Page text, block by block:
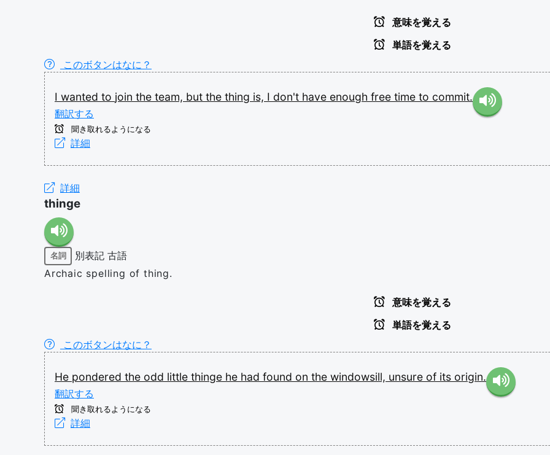
意味を覚える
単語を覚える
このボタンはなに？
I wanted to join the team, but the thing is, I don't have enough free time to commit.
翻訳する
聞き取れるようになる
詳細
詳細
thinge
名詞 別表記 古語
Archaic spelling of thing.
意味を覚える
単語を覚える
このボタンはなに？
He pondered the odd little thinge he had found on the windowsill, unsure of its origin.
翻訳する
聞き取れるようになる
詳細